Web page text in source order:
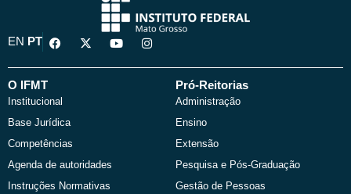
EN PT
F
a
e
o
k
X
-
w
Y
o
t
I
n
t
O IFMT
Institucional
Base Jurídica
Competências
Agenda de autoridades
Instruções Normativas
Pró-Reitorias
Administração
Ensino
Extensão
Pesquisa e Pós-Graduação
Gestão de Pessoas